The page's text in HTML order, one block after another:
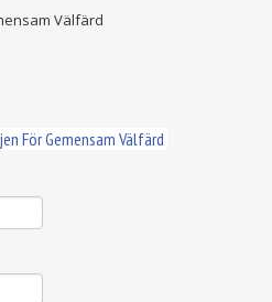
Välfärd
För Gemensam Välfärd